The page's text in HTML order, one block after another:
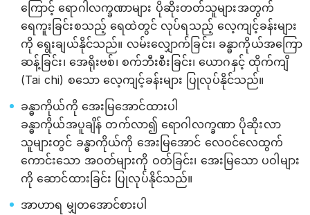
ကြောင့် ရောဂါလက္ခဏာများ ပိုဆိုးတတ်သူများအတွက်
ရေကူးခြင်းစသည့် ရေထဲတွင် လုပ်ရသည့် လေ့ကျင့်ခန်းများ
ကို ‌ရွေးချယ်နိုင်သည်။ လမ်းလျှောက်ခြင်း၊ ခန္ဓာကိုယ်အကြော
ဆန့်ခြင်း၊ အေရိုးဗစ်၊ စက်ဘီးစီးခြင်း၊ ယောဂနှင့် ထိုက်ကျိ
(Tai chi) စသော လေ့ကျင့်ခန်းများ ပြုလုပ်နိုင်သည်။
ခန္ဓာကိုယ်ကို အေးမြအောင်ထားပါ
ခန္ဓာကိုယ်အပူချိန် တက်လာ၍ ရောဂါလက္ခဏာ ပိုဆိုးလာ
သူများတွင် ခန္ဓာကိုယ်ကို အေးမြအောင် လေဝင်လေထွက်
ကောင်းသော အဝတ်များကို ဝတ်ခြင်း၊ အေးမြသော ပဝါများ
ကို ဆောင်ထားခြင်း ပြုလုပ်နိုင်သည်။
အာဟာရ မျှတအောင်စားပါ